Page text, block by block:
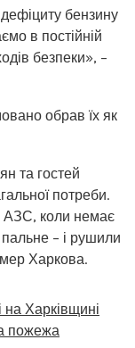
бензину
в постійній
безпеки», –
обрав їх як
та гостей
потреби.
АЗС, коли немає
– і рушили
Харкова.
Харківщині
пожежа